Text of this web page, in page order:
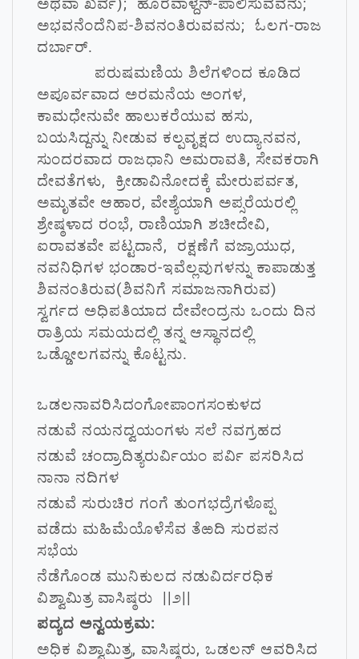
ಅಥವಾ ಖರ್ವ); ಹೊರೆವಾಳ್ದನ್-ಪಾಲಿಸುವವನು;
ಅಭವನೆಂದೆನಿಪ-ಶಿವನಂತಿರುವವನು; ಓಲಗ-ರಾಜ
ದರ್ಬಾರ್.
ಪರುಷಮಣಿಯ ಶಿಲೆಗಳಿಂದ ಕೂಡಿದ
ಅಪೂರ್ವವಾದ ಅರಮನೆಯ ಅಂಗಳ,
ಕಾಮಧೇನುವೇ ಹಾಲುಕರೆಯುವ ಹಸು,
ಬಯಸಿದ್ದನ್ನು ನೀಡುವ ಕಲ್ಪವೃಕ್ಷದ ಉದ್ಯಾನವನ,
ಸುಂದರವಾದ ರಾಜಧಾನಿ ಅಮರಾವತಿ, ಸೇವಕರಾಗಿ
ದೇವತೆಗಳು, ಕ್ರೀಡಾವಿನೋದಕ್ಕೆ ಮೇರುಪರ್ವತ,
ಅಮೃತವೇ ಆಹಾರ, ವೇಶ್ಯೆಯಾಗಿ ಅಪ್ಸರೆಯರಲ್ಲಿ
ಶ್ರೇಷ್ಠಳಾದ ರಂಭೆ, ರಾಣಿಯಾಗಿ ಶಚೀದೇವಿ,
ಐರಾವತವೇ ಪಟ್ಟದಾನೆ, ರಕ್ಷಣೆಗೆ ವಜ್ರಾಯುಧ,
ನವನಿಧಿಗಳ ಭಂಡಾರ-ಇವೆಲ್ಲವುಗಳನ್ನು ಕಾಪಾಡುತ್ತ
ಶಿವನಂತಿರುವ(ಶಿವನಿಗೆ ಸಮಾಜನಾಗಿರುವ)
ಸ್ವರ್ಗದ ಅಧಿಪತಿಯಾದ ದೇವೇಂದ್ರನು ಒಂದು ದಿನ
ರಾತ್ರಿಯ ಸಮಯದಲ್ಲಿ ತನ್ನ ಆಸ್ಥಾನದಲ್ಲಿ
ಒಡ್ಡೋಲಗವನ್ನು ಕೊಟ್ಟನು.
ಒಡಲನಾವರಿಸಿದಂಗೋಪಾಂಗಸಂಕುಳದ
ನಡುವೆ ನಯನದ್ವಯಂಗಳು ಸಲೆ ನವಗ್ರಹದ
ನಡುವೆ ಚಂದ್ರಾದಿತ್ಯರುರ್ವಿಯಂ ಪರ್ವಿ ಪಸರಿಸಿದ
ನಾನಾ ನದಿಗಳ
ನಡುವೆ ಸುರುಚಿರ ಗಂಗೆ ತುಂಗಭದ್ರೆಗಳೊಪ್ಪ
ವಡೆದು ಮಹಿಮೆಯೊಳೆಸೆವ ತೆಱದಿ ಸುರಪನ
ಸಭೆಯ
ನೆಡೆಗೊಂಡ ಮುನಿಕುಲದ ನಡುವಿರ್ದರಧಿಕ
ವಿಶ್ವಾಮಿತ್ರ ವಾಸಿಷ್ಠರು ||೨||
ಪದ್ಯದ ಅನ್ವಯಕ್ರಮ:
ಅಧಿಕ ವಿಶ್ವಾಮಿತ್ರ, ವಾಸಿಷ್ಠರು, ಒಡಲನ್ ಆವರಿಸಿದ